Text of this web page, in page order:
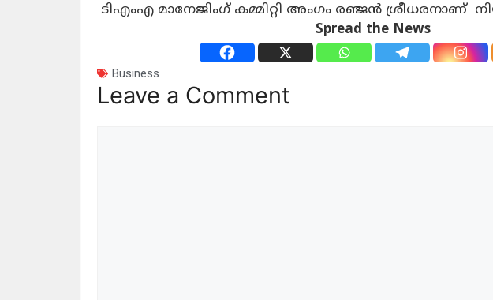
ടിഎംഎ മാനേജിംഗ് കമ്മിറ്റി അംഗം രഞ്ജന്‍ ശ്രീധരനാണ്
Spread the News
Business
Leave a Comment